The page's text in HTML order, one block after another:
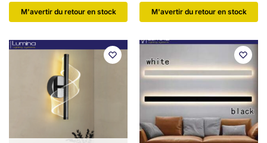
​M'avertir du retour en stock ​M'avertir du retour en stock